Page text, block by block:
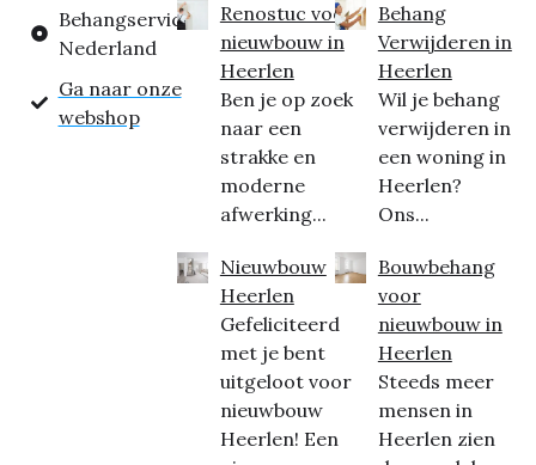
Behangservice
Nederland
Ga naar onze
webshop
Renostuc voor
nieuwbouw in
Heerlen
Ben je op zoek
naar een
strakke en
moderne
afwerking...
Nieuwbouw
Heerlen
Gefeliciteerd
met je bent
uitgeloot voor
nieuwbouw
Heerlen! Een
Behang
Verwijderen in
Heerlen
Wil je behang
verwijderen in
een woning in
Heerlen?
Ons...
Bouwbehang
voor
nieuwbouw in
Heerlen
Steeds meer
mensen in
Heerlen zien